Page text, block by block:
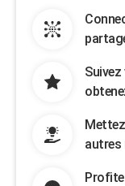
autres